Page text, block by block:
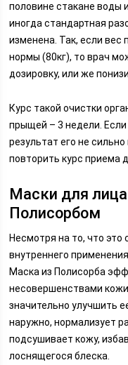
половине стакане воды
иногда стандартная
изменена. Так, если
нормы (80кг), то врач
дозировку, или же
Курс такой очистки
прыщей – 3 недели.
результат его не
повторить курс приема
Маски для
Полисорбом
Несмотря на то, что
внутреннего
Маска из Полисорба
несовершенствами кожи
значительно улучшить
наружно, нормализует
подсушивает кожу,
лоснящегося блеска.